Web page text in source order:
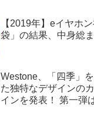
【2019年】eイヤホ
袋」の結果、中身総
Westone、「四季」
た独特なデザインの
インを発表！ 第一弾